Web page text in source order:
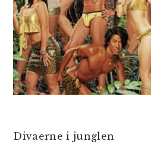
Divaerne i junglen